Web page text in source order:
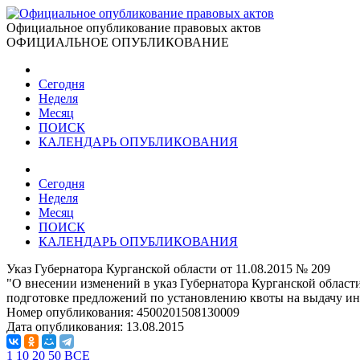
Официальное опубликование правовых актов
ОФИЦИАЛЬНОЕ ОПУБЛИКОВАНИЕ
Сегодня
Неделя
Месяц
ПОИСК
КАЛЕНДАРЬ ОПУБЛИКОВАНИЯ
Сегодня
Неделя
Месяц
ПОИСК
КАЛЕНДАРЬ ОПУБЛИКОВАНИЯ
Указ Губернатора Курганской области от 11.08.2015 № 209
"О внесении изменений в указ Губернатора Курганской
подготовке предложений по установлению квоты на выдачу
Номер опубликования: 4500201508130009
Дата опубликования: 13.08.2015
1 10 20 50 ВСЕ